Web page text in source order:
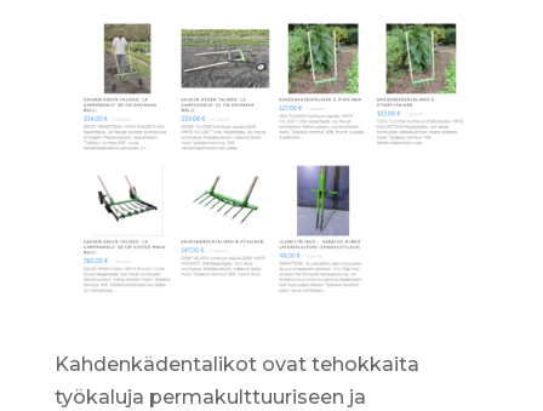
Kahdenkädentalikot ovat tehokkaita
työkaluja permakulttuuriseen ja